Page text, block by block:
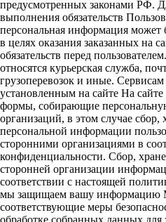
предусмотренных законами РФ.
выполнения обязательств
персональная информация может
в целях оказания заказанных на
обязательств перед
относятся курьерская служба,
грузоперевозок и иные.
установленным на сайте На
формы, собирающие
организаций, в этом случае сбор,
персональной информации
сторонними организациями в
конфиденциальности. Сбор,
сторонней организации
соответствии с настоящей
мы защищаем вашу информацию
соответствующие меры